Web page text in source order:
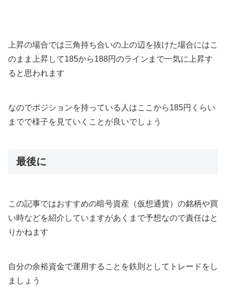
上昇の場合では三角持ち合いの上の辺を抜けた場合にはこ
のまま上昇して185から188円のラインまで一気に上昇す
ると思われます
なのでポジションを持っている人はここから185円くらい
までで様子を見ていくことが良いでしょう
最後に
この記事ではおすすめの暗号資産（仮想通貨）の銘柄や買
い時などを紹介していますがあくまで予想なので責任はと
りかねます
自分の余裕資金で運用することを鉄則としてトレードをし
ましょう